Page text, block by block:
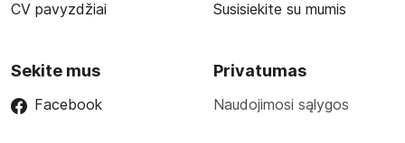
CV pavyzdžiai Susisiekite su mumis
Sekite mus
Facebook
Privatumas
Naudojimosi sąlygos